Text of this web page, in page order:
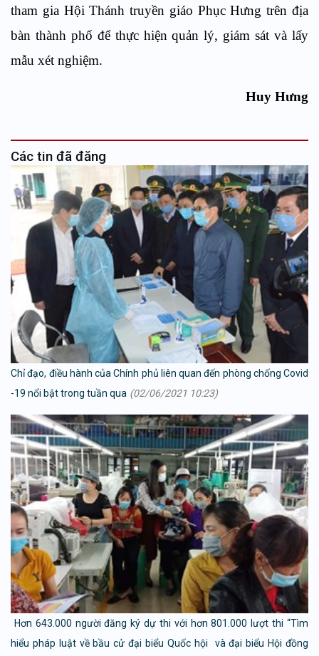
tham gia Hội Thánh truyền giáo Phục Hưng trên địa
bàn thành phố để thực hiện quản lý, giám sát và lấy
mẫu xét nghiệm.
Huy Hưng
Các tin đã đăng
Chỉ đạo, điều hành của Chính phủ liên quan đến phòng chống Covid
-19 nổi bật trong tuần qua (02/06/2021 10:23)
Hơn 643.000 người đăng ký dự thi với hơn 801.000 lượt thi “Tìm
hiểu pháp luật về bầu cử đại biểu Quốc hội và đại biểu Hội đồng